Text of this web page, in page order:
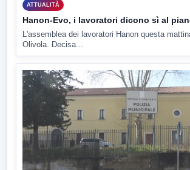
ATTUALITÀ
Hanon-Evo, i lavoratori dicono sì al
L'assemblea dei lavoratori Hanon questa
Olivola. Decisa...